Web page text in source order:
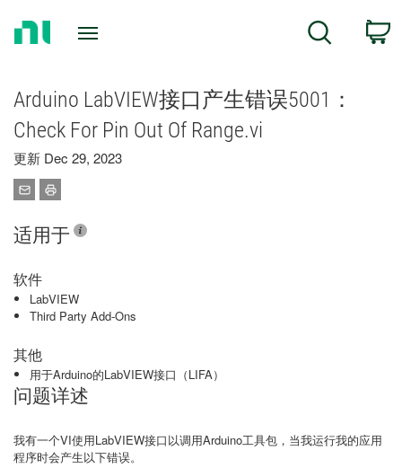
Search
Arduino LabVIEW接口产生错误5001：
Check For Pin Out Of Range.vi
更新 Dec 29, 2023
适用于
软件
LabVIEW
Third Party Add-Ons
其他
用于Arduino的LabVIEW接口（LIFA）
问题详述
我有一个VI使用LabVIEW接口以调用Arduino工具包，当我运行我的应用
程序时会产生以下错误。